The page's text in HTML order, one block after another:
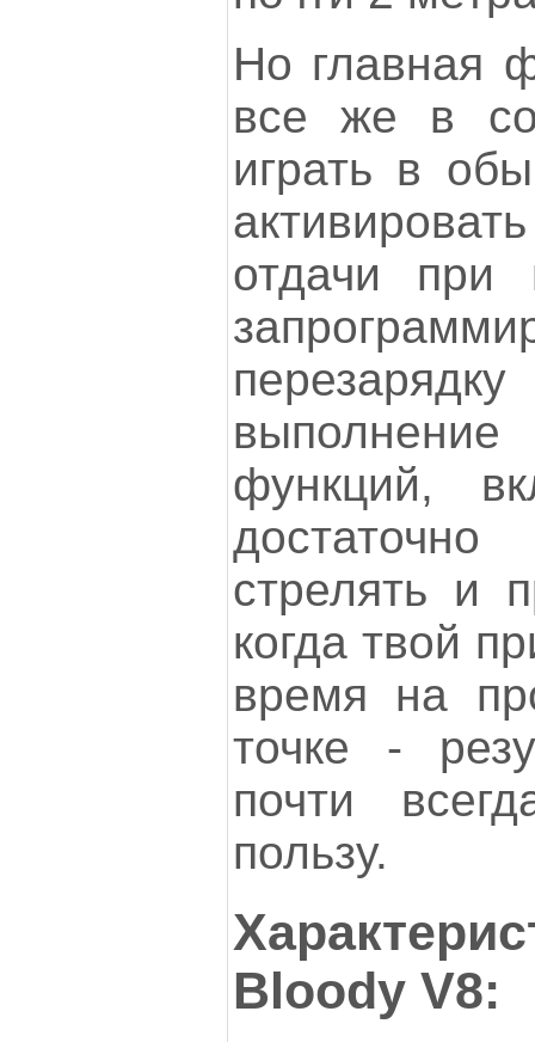
Но главная
все же в
играть в
отдачи при
функций,
стрелять и
когда твой
время на
точке -
почти
пользу.
Bloody V8: